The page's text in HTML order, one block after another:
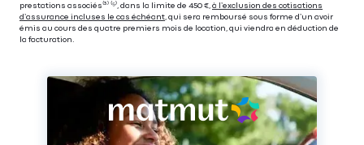
prestations associés⁽³⁾ ⁽⁵⁾, dans la limite de 450 €, à l’exclusion des cotisations
d’assurance incluses le cas échéant, qui sera remboursé sous forme d’un avoir
émis au cours des quatre premiers mois de location, qui viendra en déduction de
la facturation.